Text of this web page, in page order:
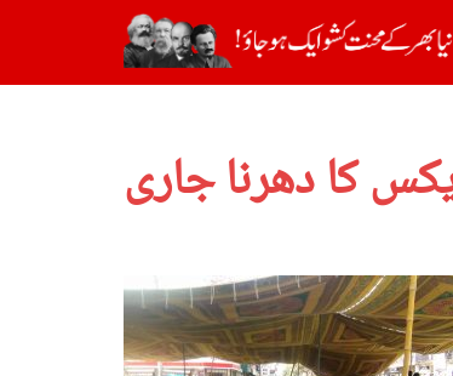
کا دھرنا جاری